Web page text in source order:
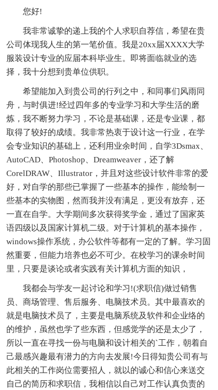
您好!
我非常诚挚的递上我的个人求职自荐信，希望在贵
公司体现我人生的第一笔价值。我是20xx届XXXX大学
服装设计专业的应届本科毕业生。即将面临就业的选
择，我十分想到贵单位供职。
希望能加入到贵公司的行列之中，和同事们风雨同
舟，与时俱进!经过四年多的专业学习和大学生活的磨
炼，我不断努力学习，不论是基础课，还是专业课，都
取得了较好的成绩。我非常热衷于设计这一行业，在学
会专业知识的基础上，还利用业余时间，自学3Dsmax、
AutoCAD、Photoshop、Dreamweaver，还了解
CorelDRAW、Illustrator，并且对这些设计软件非常的爱
好，对自学的那些已掌握了一些基本的操作，能绘制一
些基本的实物图，然而我并没有满足，更没有放弃，还
一直在自学。大学期间多次获得奖学金，通过了国家英
语四级以及国家计算机二级。对于计算机的基本操作，
windows操作系统，办公软件等都有一定的了解。学习固
然重要，但能力培养也必不可少。在校学习的课余时间
里，只要是谈论或者实践有关计算机方面的知识，
我都会与学友一起讨论和学习!(求职信)做过销售
员、商场管理、售后服务、电脑技术员。其中最喜欢的
就是电脑技术员了，主要是电脑系统及软件和企业络的
的维护，虽然也学了些东西，但感觉学的还是太少了，
所以一直在寻找一份与电脑和设计相关的`工作，朝着自
己最感兴趣最有潜力的方向去发展!今日得知贵公司有与
此相关的工作岗位需要招人，就以的诚心和信心来送交
自己的简历和求职信，我相信以自己对工作认真负责的